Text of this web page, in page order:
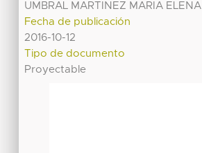
UMBRAL MARTINEZ MARIA ELENA
Fecha de publicación
2016-10-12
Tipo de documento
Proyectable